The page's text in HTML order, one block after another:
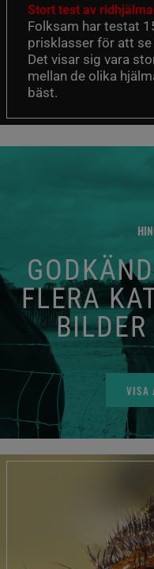
Stort test av
Folksam har testat
prisklasser för att
Det visar sig vara
mellan de olika
bäst.
FLERA
VISA